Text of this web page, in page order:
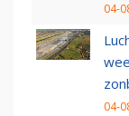
04-
04-